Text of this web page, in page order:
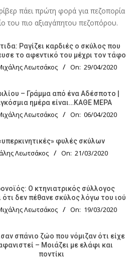
πάει πρώτη φορά για πεζοπορία
του πιο αξιαγάπητου πεζοπόρου.
Ραγίζει καρδιές ο σκύλος που
το αφεντικό του μέχρι τον τάφο
Λεωτσάκος On: 29/04/2020
– Γράμμα από ένα Αδέσποτο |
ημέρα είναι…ΚΑΘΕ ΜΕΡΑ
Λεωτσάκος On: 06/04/2020
φυλές σκύλων
Λεωτσάκος On: 21/03/2020
Ο κτηνιατρικός σύλλογος
ότι δεν πέθανε σκύλος λόγω του ιού
Λεωτσάκος On: 19/03/2020
σπάνιο ζώο που νόμιζαν ότι είχε
– Μοιάζει με ελάφι και
ποντίκι